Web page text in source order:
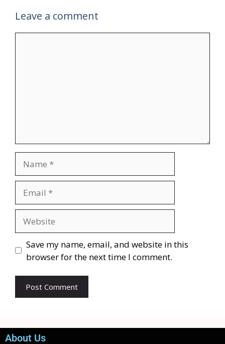
Leave a comment
Save my name, email, and website in this
browser for the next time I comment.
About Us